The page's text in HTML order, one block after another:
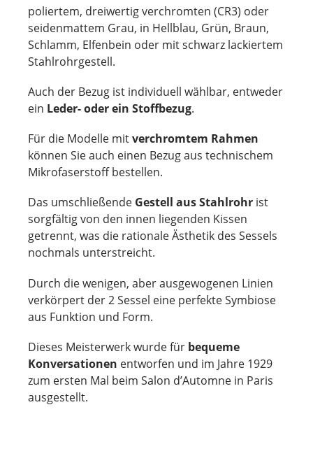
poliertem, dreiwertig verchromten (CR3) oder
seidenmattem Grau, in Hellblau, Grün, Braun,
Schlamm, Elfenbein oder mit schwarz lackiertem
Stahlrohrgestell.
Auch der Bezug ist individuell wählbar, entweder
ein Leder- oder ein Stoffbezug.
Für die Modelle mitverchromtem Rahmen
können Sie auch einen Bezug aus technischem
Mikrofaserstoff bestellen.
Das umschließende Gestell aus Stahlrohr ist
sorgfältig von den innen liegenden Kissen
getrennt, was die rationale Ästhetik des Sessels
nochmals unterstreicht.
Durch die wenigen, aber ausgewogenen Linien
verkörpert der 2 Sessel eine perfekte Symbiose
aus Funktion und Form.
Dieses Meisterwerk wurde für bequeme
Konversationen entworfen und im Jahre 1929
zum ersten Mal beim Salon d’Automne in Paris
ausgestellt.